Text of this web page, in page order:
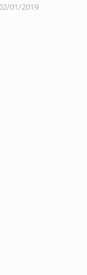
01/2019